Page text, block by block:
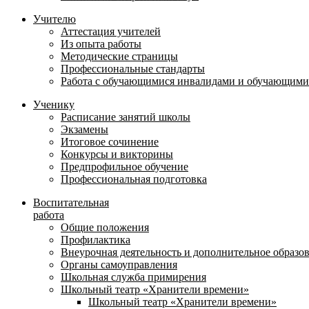
Учителю
Аттестация учителей
Из опыта работы
Методические страницы
Профессиональные стандарты
Работа с обучающимися инвалидами и
Ученику
Расписание занятий школы
Экзамены
Итоговое сочинение
Конкурсы и викторины
Предпрофильное обучение
Профессиональная подготовка
Воспитательная
работа
Общие положения
Профилактика
Внеурочная деятельность и дополнительное
Органы самоуправления
Школьная служба примирения
Школьный театр «Хранители времени»
Школьный театр «Хранители времени»